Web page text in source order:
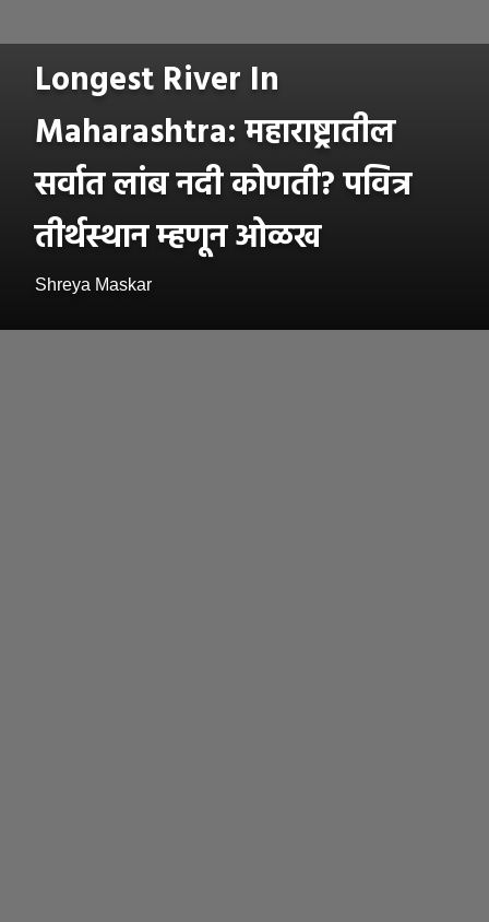
Longest River In
Maharashtra: महाराष्ट्रातील
सर्वात लांब नदी कोणती? पवित्र
तीर्थस्थान म्हणून ओळख
Shreya Maskar